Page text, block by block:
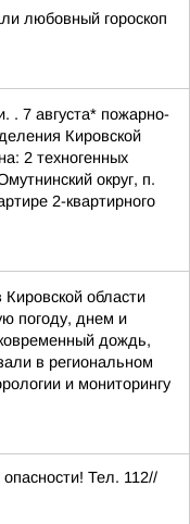
любовный гороскоп
7 августа* пожарно-
Кировской
2 техногенных
округ, п.
2-квартирного
Кировской области
погоду, днем и
дождь,
в региональном
и мониторингу
Тел. 112//